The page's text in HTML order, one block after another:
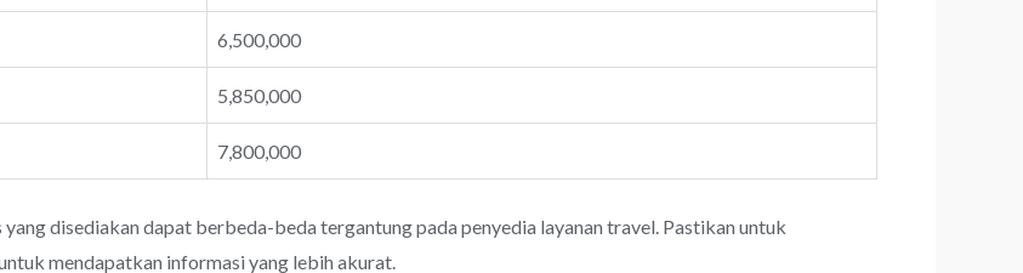
6,500,000
5,850,000
7,800,000
disediakan dapat berbeda-beda tergantung pada penyedia layanan travel. Pastikan untuk
mendapatkan informasi yang lebih akurat.